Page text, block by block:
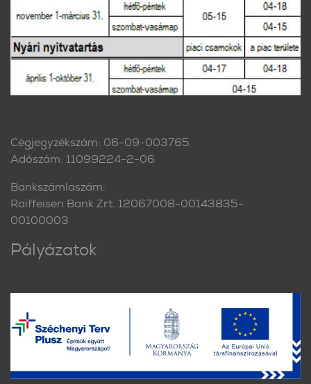
Cégjegyzékszám: 06-09-003765
Adószám: 11099224-2-06
Bankszámlaszám:
Raiffeisen Bank Zrt. 12067008-00143835-
00100003
Pályázatok